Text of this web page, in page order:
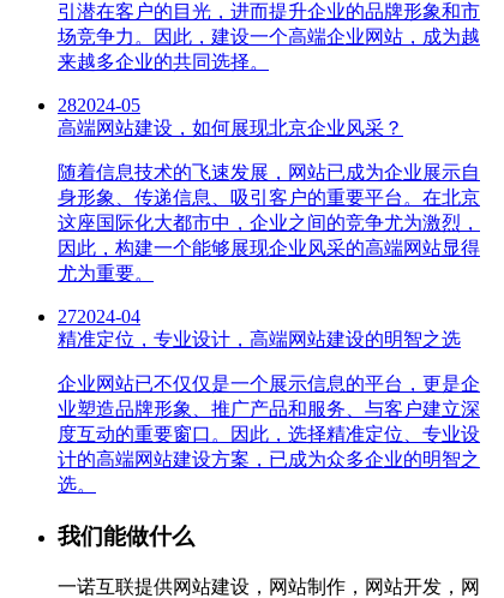
引潜在客户的目光，进而提升企业的品牌形象和市
场竞争力。因此，建设一个高端企业网站，成为越
来越多企业的共同选择。
282024-05
高端网站建设，如何展现北京企业风采？
随着信息技术的飞速发展，网站已成为企业展示自
身形象、传递信息、吸引客户的重要平台。在北京
这座国际化大都市中，企业之间的竞争尤为激烈，
因此，构建一个能够展现企业风采的高端网站显得
尤为重要。
272024-04
精准定位，专业设计，高端网站建设的明智之选
企业网站已不仅仅是一个展示信息的平台，更是企
业塑造品牌形象、推广产品和服务、与客户建立深
度互动的重要窗口。因此，选择精准定位、专业设
计的高端网站建设方案，已成为众多企业的明智之
选。
我们能做什么
一诺互联提供网站建设，网站制作，网站开发，网